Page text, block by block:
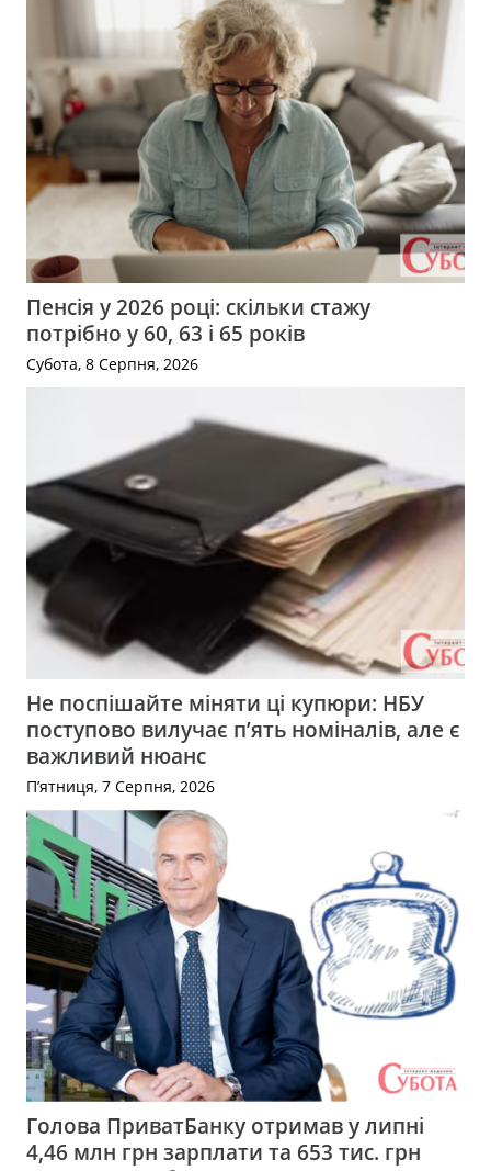
Пенсія у 2026 році: скільки стажу
потрібно у 60, 63 і 65 років
Субота, 8 Серпня, 2026
Не поспішайте міняти ці купюри: НБУ
поступово вилучає п’ять номіналів, але є
важливий нюанс
П’ятниця, 7 Серпня, 2026
Голова ПриватБанку отримав у липні
4,46 млн грн зарплати та 653 тис. грн